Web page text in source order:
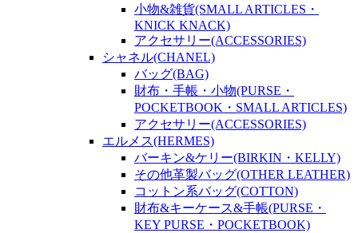
小物&雑貨(SMALL ARTICLES・
KNICK KNACK)
アクセサリー(ACCESSORIES)
シャネル(CHANEL)
バッグ(BAG)
財布・手帳・小物(PURSE・
POCKETBOOK・SMALL ARTICLES)
アクセサリー(ACCESSORIES)
エルメス(HERMES)
バーキン&ケリー(BIRKIN・KELLY)
その他革製バッグ(OTHER LEATHER)
コットン系バッグ(COTTON)
財布&キーケース&手帳(PURSE・
KEY PURSE・POCKETBOOK)